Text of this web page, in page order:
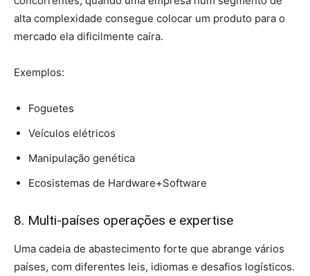
alta complexidade consegue colocar um produto para o
mercado ela dificilmente caíra.
Exemplos:
Foguetes
Veículos elétricos
Manipulação genética
Ecosistemas de Hardware+Software
8. Multi-países operações e expertise
Uma cadeia de abastecimento forte que abrange vários
países, com diferentes leis, idiomas e desafios logísticos.